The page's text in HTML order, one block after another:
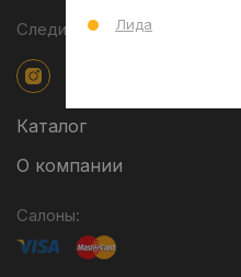
Следите за акциями
Каталог
О компании
Салоны:
Лида